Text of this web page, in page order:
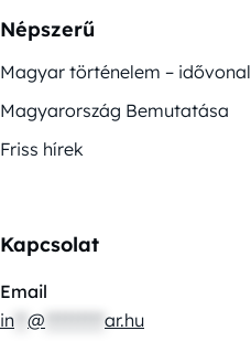
Népszerű
Magyar történelem – idővonal
Magyarország Bemutatása
Friss hírek
Kapcsolat
Email
in @ ar.hu